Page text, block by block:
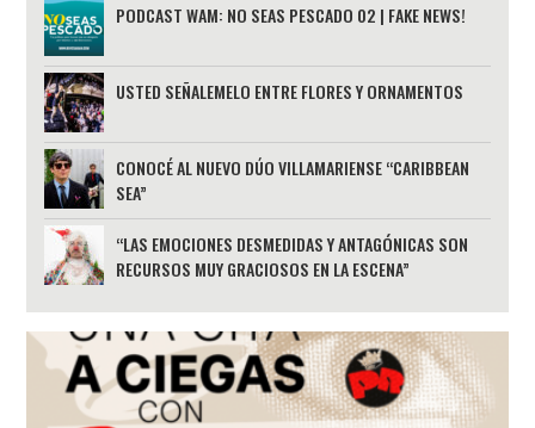
PODCAST WAM: NO SEAS PESCADO 02 | FAKE NEWS!
USTED SEÑALEMELO ENTRE FLORES Y ORNAMENTOS
CONOCÉ AL NUEVO DÚO VILLAMARIENSE “CARIBBEAN
SEA”
“LAS EMOCIONES DESMEDIDAS Y ANTAGÓNICAS SON
RECURSOS MUY GRACIOSOS EN LA ESCENA”